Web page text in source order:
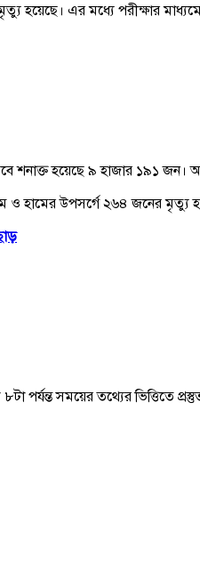
হয়েছে। এর মধ্যে পরীক্ষার
শনাক্ত হয়েছে ৯ হাজার ১৯১
ও হামের উপসর্গে ২৬৪ জনের
পর্যন্ত সময়ের তথ্যের ভিত্তিতে